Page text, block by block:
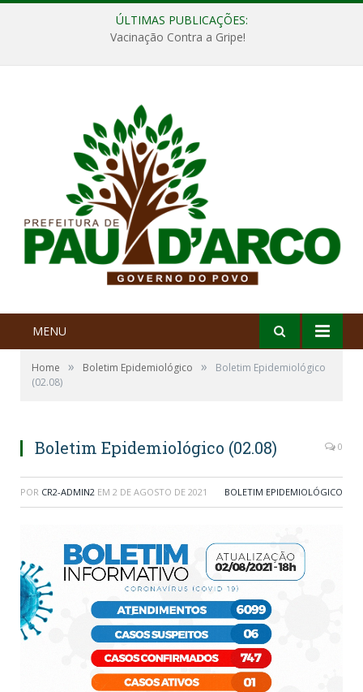
ÚLTIMAS PUBLICAÇÕES:
Vacinação Contra a Gripe!
MENU
Home » Boletim Epidemiológico »
Boletim Epidemiológico
(02.08)
Boletim Epidemiológico (02.08) 0
POR CR2-ADMIN2 EM 2 DE AGOSTO DE 2021 BOLETIM EPIDEMIOLÓGICO